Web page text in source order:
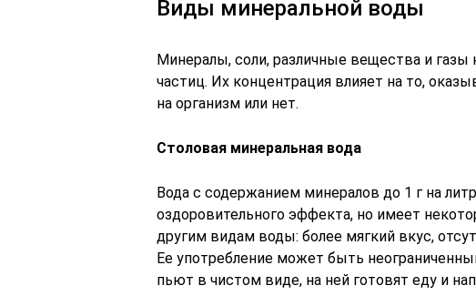
Виды минеральной воды
Минералы, соли, различные вещества и газы
частиц. Их концентрация влияет на то,
на организм или нет.
Столовая минеральная вода
Вода с содержанием минералов до 1 г на
оздоровительного эффекта, но имеет
другим видам воды: более мягкий вкус,
Ее употребление может быть
пьют в чистом виде, на ней готовят еду и